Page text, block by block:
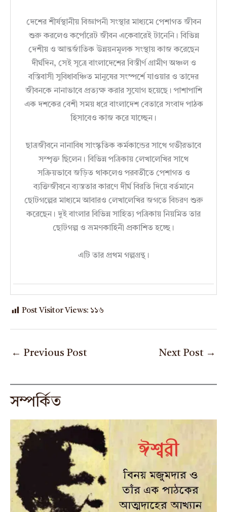
দেশের শীর্ষস্থানীয় বিজ্ঞাপনী সংস্থার মাধ্যমে পেশাগত জীবন
শুরু করলেও কর্পোরেট জীবন একেবারেই টানেনি। বিভিন্ন
দেশীয় ও আন্তর্জাতিক উন্নয়নমূলক সংস্থায় কাজ করেছেন
দীর্ঘদিন, সেই সূত্রে বাংলাদেশের বিস্তীর্ণ গ্রামীণ অঞ্চল ও
বস্তিবাসী সুবিধাবঞ্চিত মানুষের সংস্পর্শে যাওয়ার ও তাদের
জীবনকে নানাভাবে প্রত্যক্ষ করার সুযোগ হয়েছে। পাশাপাশি
এক দশকের বেশী সময় ধরে বাংলাদেশ বেতারে সংবাদ পাঠক
হিসাবেও কাজ করে যাচ্ছেন।
ছাত্রজীবনে নানাবিধ সাংস্কৃতিক কর্মকান্ডের সাথে গভীরভাবে
সম্পৃক্ত ছিলেন। বিভিন্ন পত্রিকায় লেখালেখির সাথে
সক্রিয়ভাবে জড়িত থাকলেও পরবর্তীতে পেশাগত ও
ব্যক্তিজীবনে ব্যস্ততার কারণে দীর্ঘ বিরতি দিয়ে বর্তমানে
ছোটগল্পের মাধ্যমে আবারও লেখালেখির জগতে বিচরণ শুরু
করেছেন। দুই বাংলার বিভিন্ন সাহিত্য পত্রিকায় নিয়মিত তার
ছোটগল্প ও ভ্রমণকাহিনী প্রকাশিত হচ্ছে।
এটি তার প্রথম গল্পগ্রন্থ।
Post Visitor Views: ১১৬
← Previous Post Next Post →
সম্পর্কিত